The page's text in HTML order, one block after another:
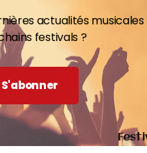
actualités musicales
festivals ?
S'abonner